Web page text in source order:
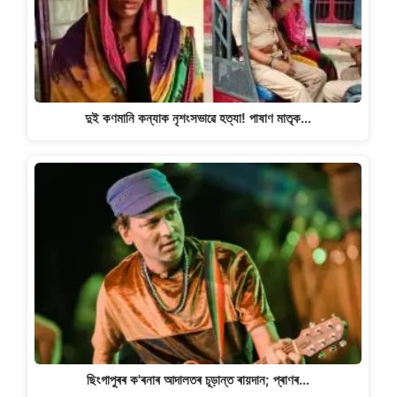
দুই কণমানি কন্যাক নৃশংসভাৱে হত্যা! পাষাণ মাতৃক…
ছিংগাপুৰৰ ক'ৰনাৰ আদালতৰ চূড়ান্ত ৰায়দান; প্ৰাণৰ…